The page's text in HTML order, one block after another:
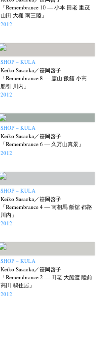
「Remembrance 10 — 小本 田老 重茂
山田 大槌 南三陸」
2012
SHOP – KULA
Keiko Sasaoka／笹岡啓子
「Remembrance 8 — 霊山 飯舘 小高
船引 川内」
2012
SHOP – KULA
Keiko Sasaoka／笹岡啓子
「Remembrance 6 — 久万山真景」
2012
SHOP – KULA
Keiko Sasaoka／笹岡啓子
「Remembrance 4 — 南相馬 飯舘 都路
川内」
2012
SHOP – KULA
Keiko Sasaoka／笹岡啓子
「Remembrance 2 — 田老 大船渡 陸前
高田 鵜住居」
2012